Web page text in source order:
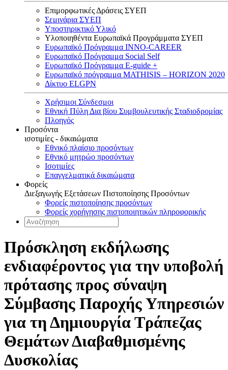
Επιμορφωτικές Δράσεις ΣΥΕΠ
Σεμινάρια ΣΥΕΠ
Υποστηρικτικό Υλικό
Υλοποιηθέντα Ευρωπαϊκά Προγράμματα ΣΥΕΠ
Ευρωπαϊκό Πρόγραμμα INNO-CAREER
Ευρωπαϊκό Πρόγραμμα Social Self
Ευρωπαϊκό Πρόγραμμα E-guide +
Ευρωπαϊκό πρόγραμμα MATHISIS – HORIZON 2020
Δίκτυο ELGPN
Χρήσιμοι Σύνδεσμοι
Εθνική Πύλη Δια βίου Συμβουλευτικής Σταδιοδρομίας
Πλοηγός
Προσόντα
ισοτιμίες - δικαιώματα
Εθνικό πλαίσιο προσόντων
Εθνικό μητρώο προσόντων
Ισοτιμίες
Επαγγελματικά δικαιώματα
Φορείς
Διεξαγωγής Εξετάσεων Πιστοποίησης Προσόντων
Φορείς πιστοποίησης προσόντων
Φορείς χορήγησης πιστοποιητικών πληροφορικής
Πρόσκληση εκδήλωσης
ενδιαφέροντος για την υποβολή
πρότασης προς σύναψη
Σύμβασης Παροχής Υπηρεσιών
για τη Δημιουργία Τράπεζας
Θεμάτων Διαβαθμισμένης
Δυσκολίας